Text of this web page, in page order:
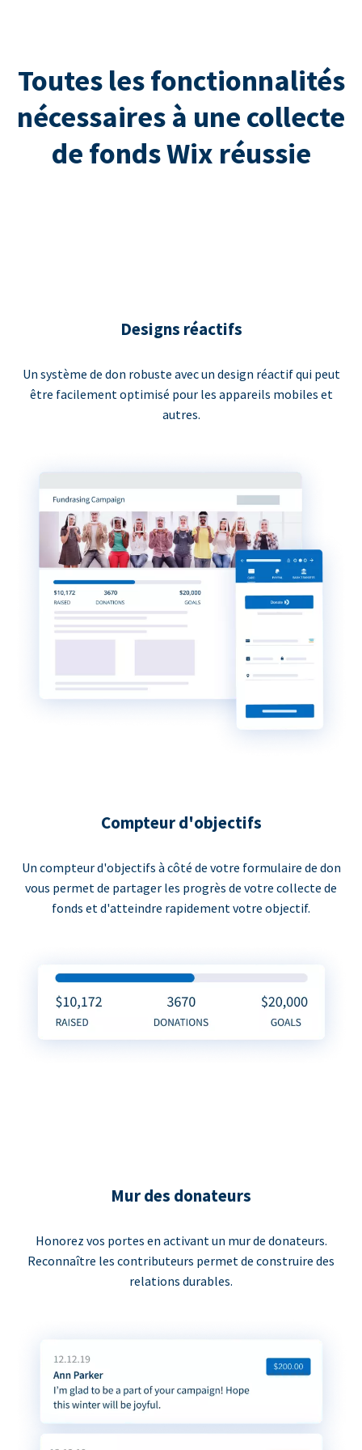
Toutes les fonctionnalités
nécessaires à une collecte
de fonds Wix réussie
Designs réactifs
Un système de don robuste avec un design réactif qui peut
être facilement optimisé pour les appareils mobiles et
autres.
Compteur d'objectifs
Un compteur d'objectifs à côté de votre formulaire de don
vous permet de partager les progrès de votre collecte de
fonds et d'atteindre rapidement votre objectif.
Mur des donateurs
Honorez vos portes en activant un mur de donateurs.
Reconnaître les contributeurs permet de construire des
relations durables.